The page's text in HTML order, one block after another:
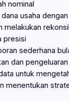
nominal
dana usaha
melakukan
presisi
sederhana
dan pengeluaran
untuk
menentukan